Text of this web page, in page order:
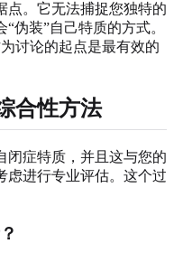
点。它无法捕捉您独特的
伪装”自己特质的方式。
讨论的起点是最有效的
合性方法
闭症特质，并且这与您的
虑进行专业评估。这个过